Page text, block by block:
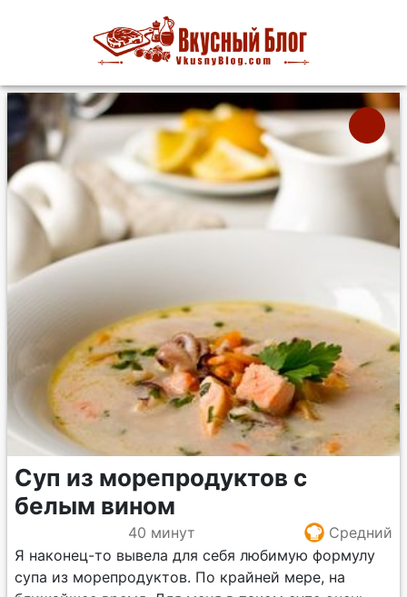
Суп из морепродуктов с
белым вином
40 минут
Средний
Я наконец-то вывела для себя любимую формулу
супа из морепродуктов. По крайней мере, на